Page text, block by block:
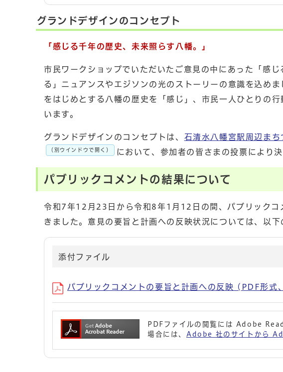
グランドデザインのコンセプト
「感じる千年の歴史、未来照らす八幡。」
市民ワークショップでいただいたご意見の中にあった「感
る」ニュアンスやエジソンの光のストーリーの意識を込め
をはじめとする八幡の歴史を「感じ」、市民一人ひとりの
います。
グランドデザインのコンセプトは、 石清水八幡宮駅周辺ま
（別ウインドウで開く） において、参加者の皆さまの投票により決
パブリックコメントの結果について
令和7年12月23日から令和8年1月12日の間、パブリック
きました。意見の要旨と計画への反映状況については、以下
添付ファイル
パブリックコメントの要旨と計画への反映 (PDF形
PDFファイルの閲覧には Adobe
場合には、 Adobe 社のサイトから